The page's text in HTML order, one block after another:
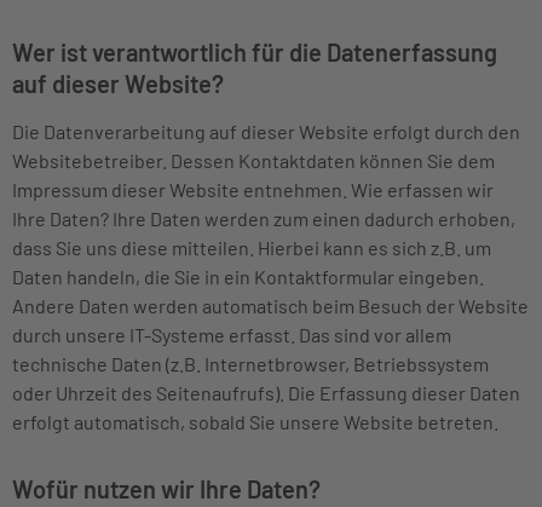
Wer ist verantwortlich für die Datenerfassung
auf dieser Website?
Die Datenverarbeitung auf dieser Website erfolgt durch den
Websitebetreiber. Dessen Kontaktdaten können Sie dem
Impressum dieser Website entnehmen. Wie erfassen wir
Ihre Daten? Ihre Daten werden zum einen dadurch erhoben,
dass Sie uns diese mitteilen. Hierbei kann es sich z.B. um
Daten handeln, die Sie in ein Kontaktformular eingeben.
Andere Daten werden automatisch beim Besuch der Website
durch unsere IT-Systeme erfasst. Das sind vor allem
technische Daten (z.B. Internetbrowser, Betriebssystem
oder Uhrzeit des Seitenaufrufs). Die Erfassung dieser Daten
erfolgt automatisch, sobald Sie unsere Website betreten.
Wofür nutzen wir Ihre Daten?